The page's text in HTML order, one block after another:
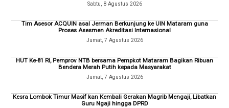
Sabtu, 8 Agustus 2026
Tim Asesor ACQUIN asal Jerman Berkunjung ke UIN Mataram guna
Proses Asesmen Akreditasi Internasional
Jumat, 7 Agustus 2026
HUT Ke-81 RI, Pemprov NTB bersama Pempkot Mataram Bagikan Ribuan
Bendera Merah Putih kepada Masyarakat
Jumat, 7 Agustus 2026
Kesra Lombok Timur Masif kan Kembali Gerakan Magrib Mengaji, Libatkan
Guru Ngaji hingga DPRD